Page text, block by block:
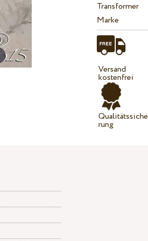
Transformer
Marke
Versand
kostenfrei
Qualitätssiche
rung